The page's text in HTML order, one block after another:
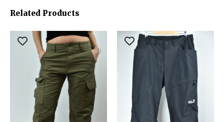
Related Products